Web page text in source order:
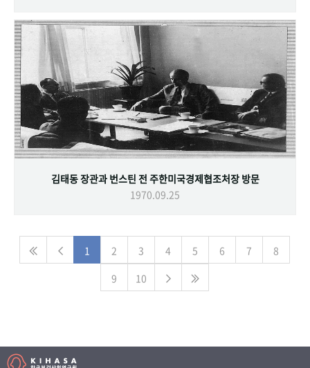
김태동 장관과 번스틴 전 주한미국경제협조처장 방문
1970.09.25
1 2 3 4 5 6 7
8
9
10